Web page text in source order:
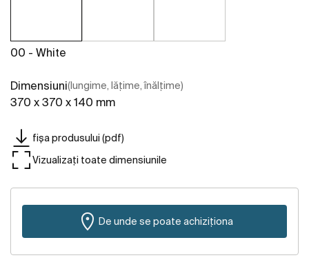
00 - White
Dimensiuni(lungime, lățime, înălțime)
370 x 370 x 140 mm
fișa produsului (pdf)
Vizualizați toate dimensiunile
De unde se poate achiziționa